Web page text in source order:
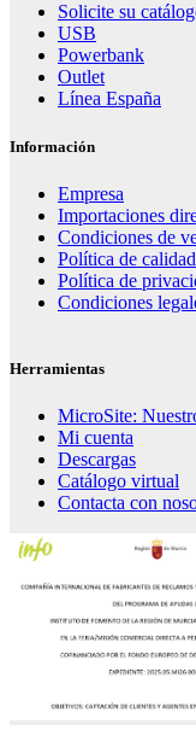
Solicite su
USB
Powerbank
Outlet
Línea España
Información
Empresa
Importaciones
Condiciones de
Política de calidad
Política de
Condiciones
Herramientas
MicroSite:
Mi cuenta
Descargas
Catálogo virtual
Contacta con